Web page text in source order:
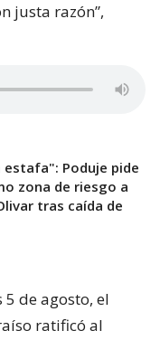
justa razón”,
estafa": Poduje pide
zona de riesgo a
tras caída de
de agosto, el
ratificó al